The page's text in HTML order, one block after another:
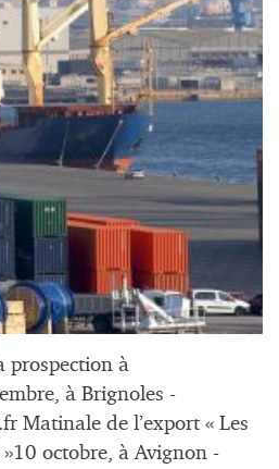
prospection à
à Brignoles -
Matinale de l’export « Les
»10 octobre, à Avignon -